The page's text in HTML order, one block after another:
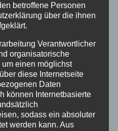
Boogie
Coronavirus
Dance
Einsteigerkurs
Fitness
Fitnessprogramm
betroffene Personen
über die ihnen
Verantwortlicher
organisatorische
einen möglichst
diese Internetseite
Daten
können Internetbasierte
sodass ein absoluter
werden kann. Aus